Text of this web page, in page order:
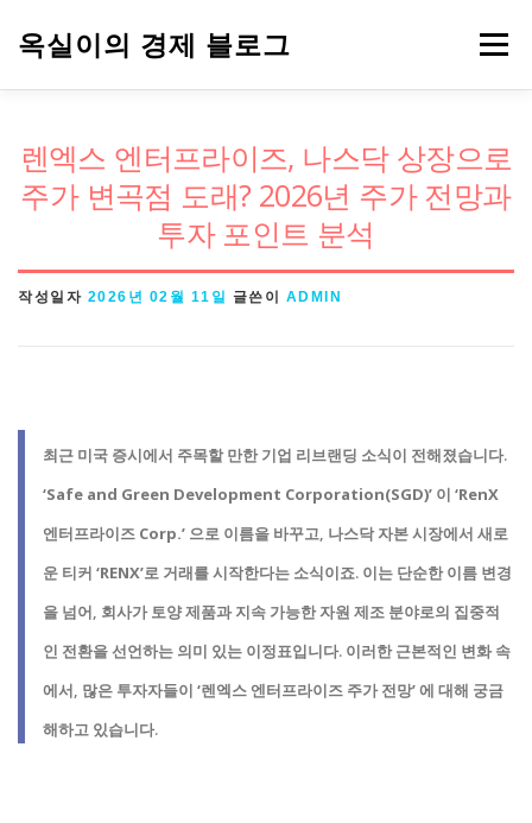
으
옥실이의 경제 블로그 메뉴
렌엑스 엔터프라이즈, 나스닥 상장으로
주가 변곡점 도래? 2026년 주가 전망과
투자 포인트 분석
작성일자 2026년 02월 11일 글쓴이 ADMIN
최근 미국 증시에서 주목할 만한 기업 리브랜딩 소식이 전해졌습니다.
‘Safe and Green Development Corporation(SGD)’ 이 ‘RenX
엔터프라이즈 Corp.’ 으로 이름을 바꾸고, 나스닥 자본 시장에서 새로
운 티커 ‘RENX’로 거래를 시작한다는 소식이죠. 이는 단순한 이름 변경
을 넘어, 회사가토양 제품과 지속 가능한 자원 제조 분야로의 집중적
인 전환을 선언하는 의미 있는 이정표입니다. 이러한 근본적인 변화 속
에서, 많은 투자자들이 ‘렌엑스 엔터프라이즈 주가 전망’에 대해 궁금
해하고 있습니다.